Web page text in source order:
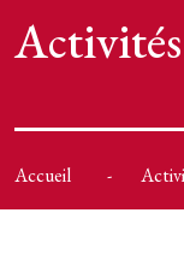
Accueil